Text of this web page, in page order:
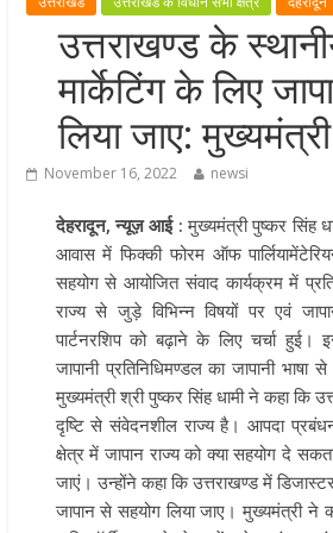
मुख्यमंत्री
लेकर कांवड़
शिवभक्तों
किया गया
धर्मनगरी
अद्भुत संगम
मुख्यमंत्री ने
शुभारंभ,
भोजन
मुख्यमंत्री
बटालियन
संवाद कर
जानकारी
उत्तराखण्ड के
मार्केटिंग के लिए
लिया जाए: मुख्यमंत्री
November 16, 2022 newsi
देहरादून, न्यूज़ आई : मुख्यमंत्री पुष्कर सिंह
आवास में फिक्की फोरम ऑफ
सहयोग से आयोजित संवाद कार्यक्रम में
राज्य से जुड़े विभिन्न विषयों पर एवं
पार्टनरशिप को बढ़ाने के लिए चर्चा
जापानी प्रतिनिधिमण्डल का जापानी
मुख्यमंत्री श्री पुष्कर सिंह धामी ने कहा कि
दृष्टि से संवेदनशील राज्य है। आपदा
क्षेत्र में जापान राज्य को क्या सहयोग दे
जाएं। उन्होंने कहा कि उत्तराखण्ड में
जापान से सहयोग लिया जाए। मुख्यमंत्री ने